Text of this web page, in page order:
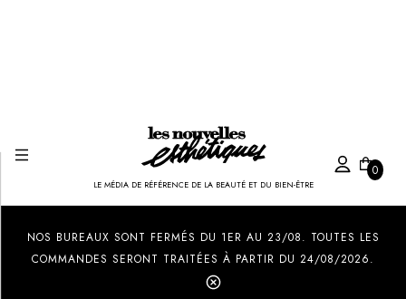
LE MÉDIA DE RÉFÉRENCE DE LA BEAUTÉ ET DU BIEN-ÊTRE
0
NOS BUREAUX SONT FERMÉS DU 1ER AU 23/08. TOUTES LES
COMMANDES SERONT TRAITÉES À PARTIR DU 24/08/2026.